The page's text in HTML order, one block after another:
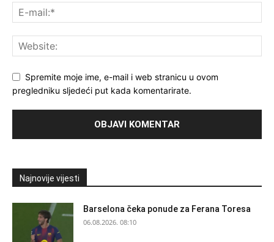
Spremite moje ime, e-mail i web stranicu u ovom
pregledniku sljedeći put kada komentarirate.
Najnovije vijesti
Barselona čeka ponude za Ferana Toresa
06.08.2026. 08:10